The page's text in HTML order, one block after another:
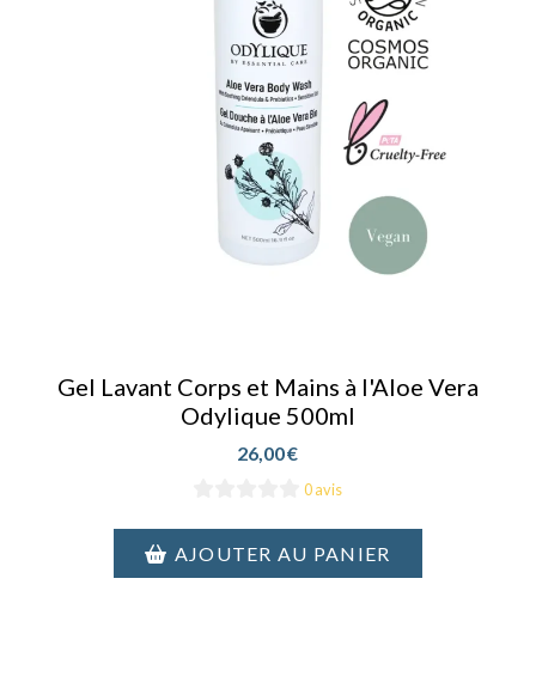
Gel Lavant Corps et Mains à l'Aloe Vera
Odylique 500ml
26,00€
0 avis
AJOUTER AU PANIER